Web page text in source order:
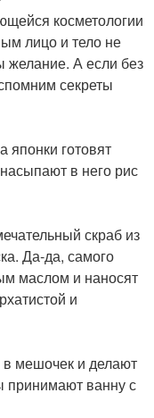
косметологии
лицо и тело не
желание. А если без
секреты
японки готовят
в него рис
скраб из
Да-да, самого
маслом и наносят
и
мешочек и делают
принимают ванну с